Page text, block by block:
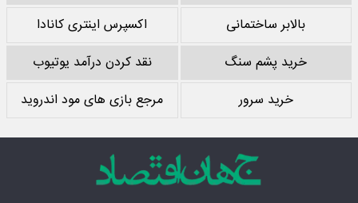
بالابر ساختمانی
اکسپرس اینتری کانادا
خرید پشم سنگ
نقد کردن درآمد یوتیوب
خرید سرور
مرجع بازی های مود اندروید